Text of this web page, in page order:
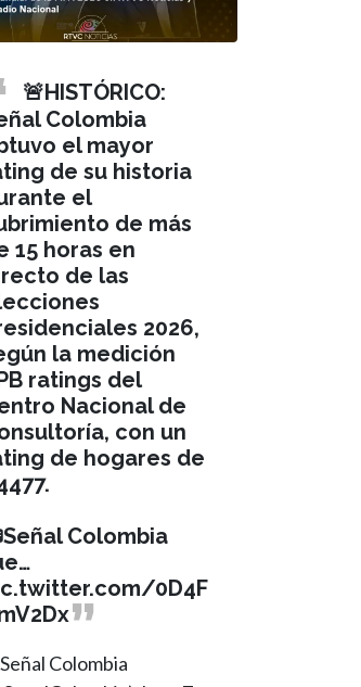
🚨HISTÓRICO:
Colombia
el mayor
de su historia
el
de más
15 horas en
de las
2026,
la medición
ratings del
Nacional de
con un
de hogares de
Colombia
0D4F
Colombia